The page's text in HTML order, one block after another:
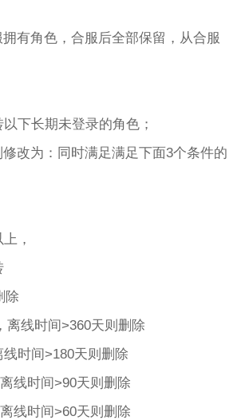
有角色，合服后全部保留，从合服
下长期未登录的角色；
改为：同时满足满足下面3个条件的
，
除
离线时间>360天则删除
时间>180天则删除
线时间>90天则删除
线时间>60天则删除